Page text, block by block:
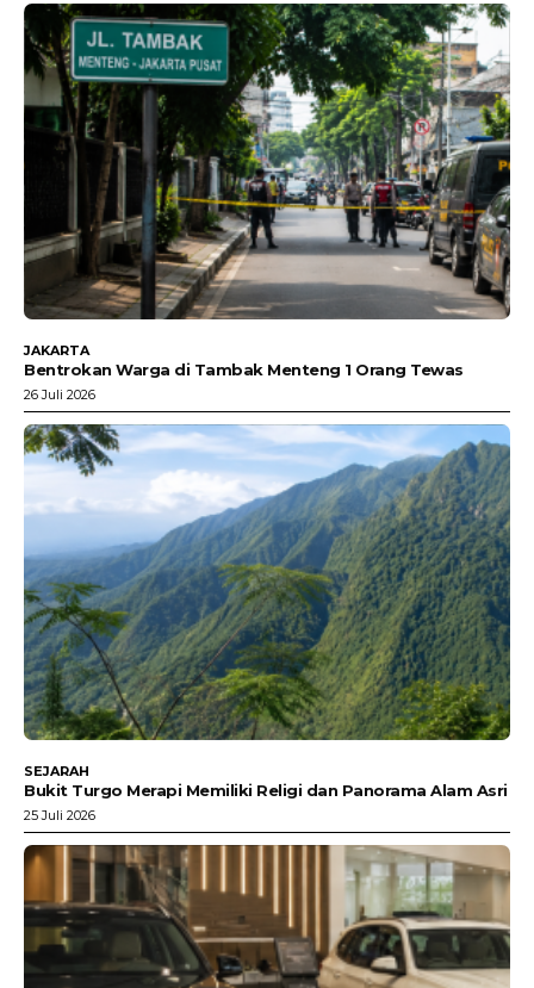
JAKARTA
Bentrokan Warga di Tambak Menteng 1 Orang Tewas
26 Juli 2026
SEJARAH
Bukit Turgo Merapi Memiliki Religi dan Panorama Alam Asri
25 Juli 2026